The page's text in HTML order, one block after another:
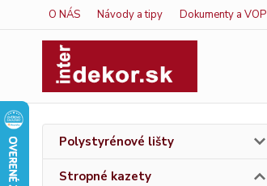
O NÁS Návody a tipy Dokumenty a VOP
Polystyrénové lišty
Stropné kazety